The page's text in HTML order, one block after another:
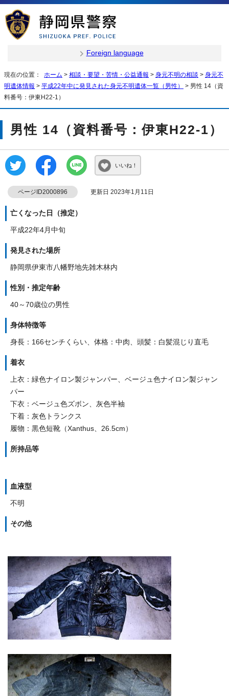
Foreign language
現在の位置： ホーム > 相談・要望・苦情・公益通報 > 身元不明の相談 > 身元不
明遺体情報 > 平成22年中に発見された身元不明遺体一覧（男性）
> 男性 14（資
料番号：伊東H22-1）
男性 14（資料番号：伊東H22-1）
いいね！
ページID2000896 更新日 2023年1月11日
亡くなった日（推定）
平成22年4月中旬
発見された場所
静岡県伊東市八幡野地先雑木林内
性別・推定年齢
40～70歳位の男性
身体特徴等
身長：166センチくらい、体格：中肉、頭髪：白髪混じり直毛
着衣
上衣：緑色ナイロン製ジャンパー、ベージュ色ナイロン製ジャン
パー
下衣：ベージュ色ズボン、灰色半袖
下着：灰色トランクス
履物：黒色短靴（Xanthus、26.5cm）
所持品等
血液型
不明
その他